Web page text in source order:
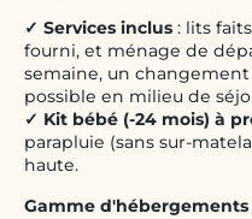
✓ Services inclus : lits
fourni, et ménage de
semaine, un
possible en milieu de
✓ Kit bébé (-24 mois) à
parapluie (sans sur-
haute.
Gamme d'hébergements